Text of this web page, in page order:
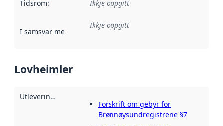
Tidsrom: Ikkje oppgitt
I samsvar med Referanse til ei implementeringsregel eller
Ikkje oppgitt
Lovheimler
Utleveringsheimel
Forskrift om gebyr for
Brønnøysundregistrene §7